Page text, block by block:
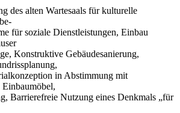
des alten Wartesaals für kulturelle
für soziale Dienstleistungen, Einbau
Konstruktive Gebäudesanierung,
in Abstimmung mit
Barrierefreie Nutzung eines Denkmals „für